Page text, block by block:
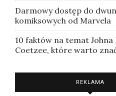
Darmowy dostęp do
komiksowych od Marvela
10 faktów na temat Johna
Coetzee, które warto
REKLAMA